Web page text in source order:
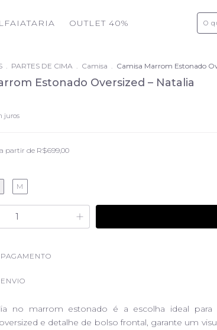
OUTLET 40%
. PARTES DE CIMA . Camisa . Camisa Marrom Estonado
Estonado Oversized – Natalia
juros
a partir de R$699,00
M
no marrom estonado é a escolha ideal
e detalhe de bolso frontal, garante um